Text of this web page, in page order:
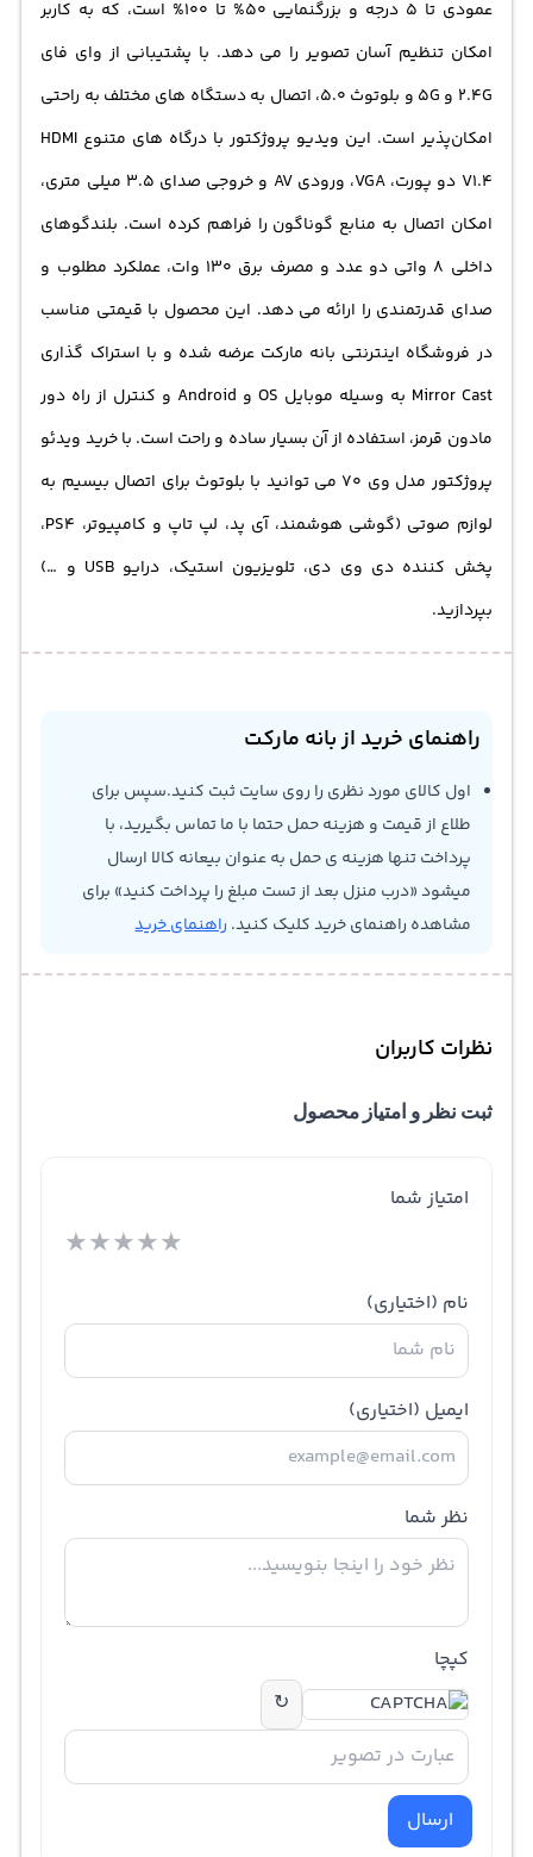
عمودی تا 5 درجه و بزرگنمایی 50% تا 100% است، که به کاربر
امکان تنظیم آسان تصویر را می‌ دهد. با پشتیبانی از وای‌ فای
2.4G و 5G و بلوتوث 5.0، اتصال به دستگاه‌ های مختلف به راحتی
امکان‌پذیر است. این ویدیو پروژکتور با درگاه‌ های متنوع HDMI
V1.4 دو پورت، VGA، ورودی AV و خروجی صدای 3.5 میلی‌ متری،
امکان اتصال به منابع گوناگون را فراهم کرده است. بلندگوهای
داخلی 8 واتی دو عدد و مصرف برق 130 وات، عملکرد مطلوب و
صدای قدرتمندی را ارائه می‌ دهد. این محصول با قیمتی مناسب
در فروشگاه اینترنتی بانه مارکت عرضه شده و با استراک گذاری
Mirror Cast به وسیله موبایل OS و Android و کنترل از راه دور
مادون قرمز، استفاده از آن بسیار ساده و راحت است. با خرید ویدئو
پروژکتور مدل وی 70 می توانید با بلوتوث برای اتصال بیسیم به
لوازم صوتی (گوشی هوشمند، آی پد، لپ تاپ و کامپیوتر، PS4،
پخش کننده دی وی دی، تلویزیون استیک، درایو USB و …)
بپردازید.
راهنمای خرید از بانه مارکت
اول کالای مورد نظری را روی سایت ثبت کنید.سپس برای
طلاع از قیمت و هزینه حمل حتما با ما تماس بگیرید، با
پرداخت تنها هزینه ی حمل به عنوان بیعانه کالا ارسال
میشود «درب منزل بعد از تست مبلغ را پرداخت کنید» برای
مشاهده راهنمای خرید کلیک کنید. راهنمای خرید
نظرات کاربران
ثبت نظر و امتیاز محصول
امتیاز شما
★★★★★
نام (اختیاری)
ایمیل (اختیاری)
نظر شما
کپچا
↻
ارسال